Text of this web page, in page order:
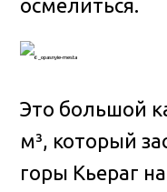
осмелиться.
Это большой
м³, который
горы Кьераг